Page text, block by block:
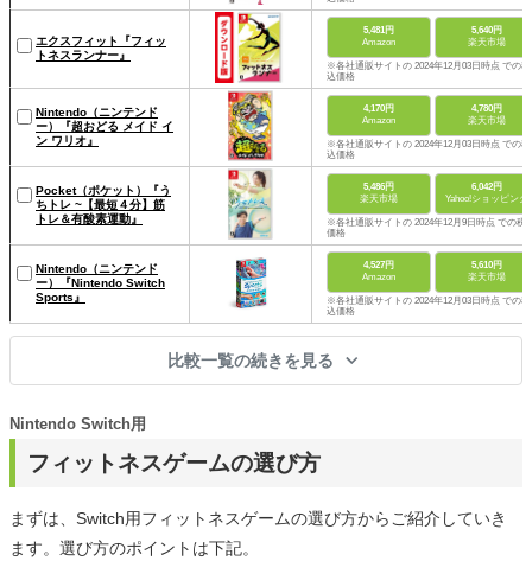
エクスフィット『フィッ
トネスランナー』
5,481円
Amazon
5,640円
楽天市場
※各社通販サイトの 2024年12月03日時点 での税
込価格
Nintendo（ニンテンド
ー）『超おどる メイド イ
ン ワリオ』
4,170円
Amazon
4,780円
楽天市場
※各社通販サイトの 2024年12月03日時点 での税
込価格
Pocket（ポケット）『う
ちトレ ~【最短４分】筋
トレ＆有酸素運動』
5,486円
楽天市場
6,042円
Yahoo!ショッピング
※各社通販サイトの 2024年12月9日時点 での税
価格
Nintendo（ニンテンド
ー）『Nintendo Switch
Sports』
4,527円
Amazon
5,610円
楽天市場
※各社通販サイトの 2024年12月03日時点 での税
込価格
比較一覧の続きを見る
フィットネスゲームの選び方
Nintendo Switch用
まずは、Switch用フィットネスゲームの選び方からご紹介していき
ます。選び方のポイントは下記。